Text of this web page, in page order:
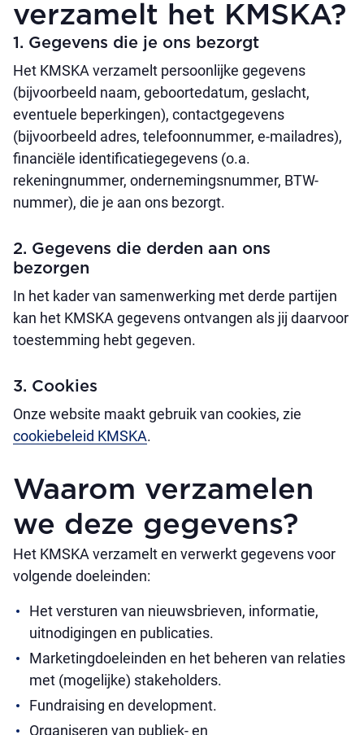
verzamelt het KMSKA?
1. Gegevens die je ons bezorgt
Het KMSKA verzamelt persoonlijke gegevens
(bijvoorbeeld naam, geboortedatum, geslacht,
eventuele beperkingen), contactgegevens
(bijvoorbeeld adres, telefoonnummer, e-mailadres),
financiële identificatiegegevens (o.a.
rekeningnummer, ondernemingsnummer, BTW-
nummer), die je aan ons bezorgt.
2. Gegevens die derden aan ons
bezorgen
In het kader van samenwerking met derde partijen
kan het KMSKA gegevens ontvangen als jij daarvoor
toestemming hebt gegeven.
3. Cookies
Onze website maakt gebruik van cookies, zie
cookiebeleid KMSKA.
Waarom verzamelen
we deze gegevens?
Het KMSKA verzamelt en verwerkt gegevens voor
volgende doeleinden:
Het versturen van nieuwsbrieven, informatie,
uitnodigingen en publicaties.
Marketingdoeleinden en het beheren van relaties
met (mogelijke) stakeholders.
Fundraising en development.
Organiseren van publiek- en